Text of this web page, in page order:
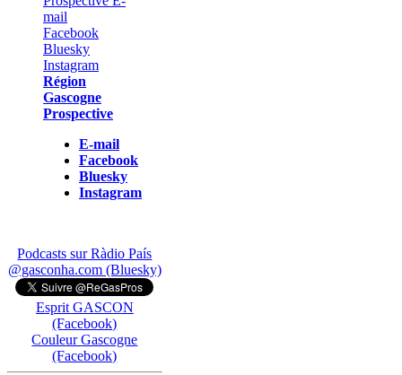
Région
Gascogne
Prospective
E-mail
Facebook
Bluesky
Instagram
Podcasts sur Ràdio País
@gasconha.com (Bluesky)
Esprit GASCON
(Facebook)
Couleur Gascogne
(Facebook)